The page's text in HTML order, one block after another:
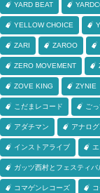
YARD BEAT
YELLOW CHOICE
ZARI ZAROO
ZERO MOVEMENT
ZOVE KING ZYNIE
こだまレコード ご
アダチマン アナロ
インストアライブ
ガッツ西村とフェスティバ
コマゲンレコーズ